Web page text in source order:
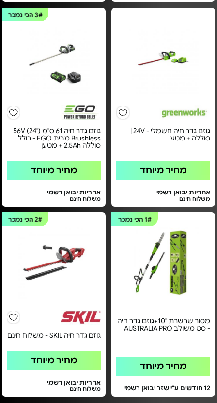
גוזם גדר חיה חשמלי - 24V |
סוללה + מטען
מחיר מיוחד
אחריות יבואן רשמי
משלוח חינם
3# הכי נמכר
גוזם גדר חיה 61 ס"מ ("24) 56V
Brushless מבית EGO - כולל
סוללה 2.5Ah + מטען
מחיר מיוחד
אחריות יבואן רשמי
משלוח חינם
1# הכי נמכר
מסור שרשרת "10+גוזם גדר חיה
- סט משולב AUSTRALIA PRO
מחיר מיוחד
12 חודשים ע"י שזר יבואן רשמי
2#הכי נמכר
גוזם גדר חיה SKIL - משלוח חינם
מחיר מיוחד
אחריות יבואן רשמי
משלוח חינם